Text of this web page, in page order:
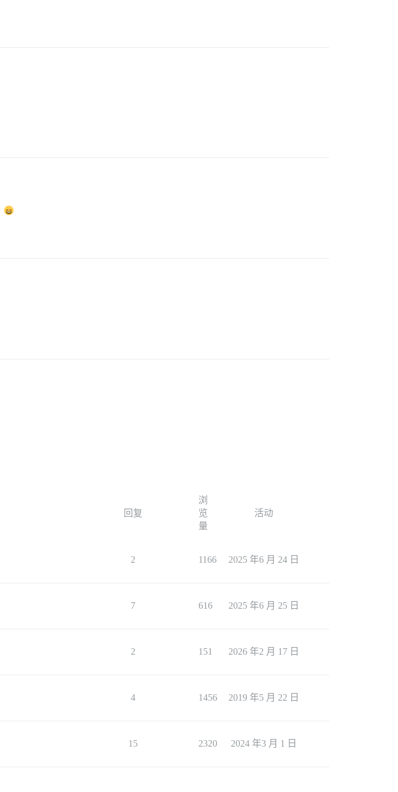
回复
浏
览
量
活动
2 1166 2025 年6 月 24 日
7 616 2025 年6 月 25 日
2 151 2026 年2 月 17 日
4 1456 2019 年5 月 22 日
15 2320 2024 年3 月 1 日